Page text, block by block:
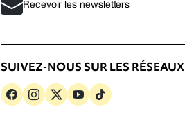
Recevoir les newsletters
SUIVEZ-NOUS SUR LES RÉSEAUX